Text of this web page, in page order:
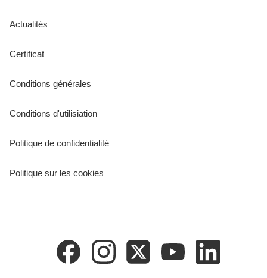
Actualités
Certificat
Conditions générales
Conditions d'utilisiation
Politique de confidentialité
Politique sur les cookies